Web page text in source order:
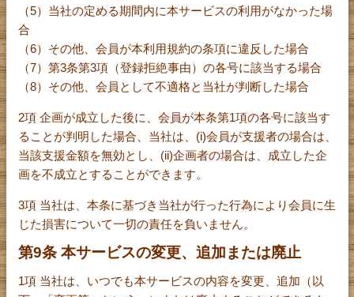
（5）当社の定める期間内に本サービスの利用がなかった場
合
（6）その他、会員が本利用規約の条項に違反した場合
（7）第3条第3項（登録拒絶事由）の各号に該当する場合
（8）その他、会員として不適格と当社が判断した場合
2項 企画が成立した後に、会員が本条第1項の各号に該当す
ることが判明した場合、当社は、(i)会員が支援者の場合は、
当該支援金額を無効とし、(ii)企画者の場合は、成立した企
画を不成立とすることができます。
3項 当社は、本条に基づき当社が行った行為により会員に生
じた損害について一切の責任を負いません。
第9条 本サービスの変更、追加または廃止
1項 当社は、いつでも本サービスの内容を変更、追加（以